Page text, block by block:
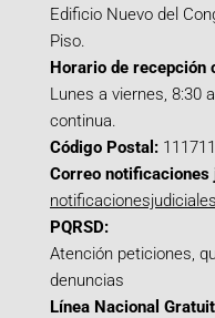
Edificio Nuevo del
Piso.
Horario de recepción
Lunes a viernes, 8:30
continua.
Código Postal: 111711
Correo notificaciones
PQRSD:
Atención peticiones,
denuncias
Línea Nacional